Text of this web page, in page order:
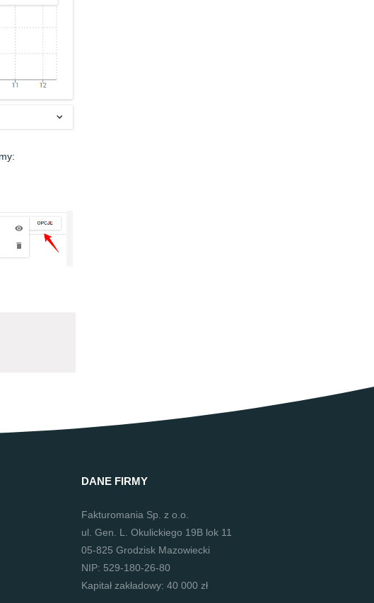
DANE FIRMY
Fakturomania Sp. z o.o.
ul. Gen. L. Okulickiego 19B lok 11
05-825 Grodzisk Mazowiecki
NIP: 529-180-26-80
Kapitał zakładowy: 40 000 zł